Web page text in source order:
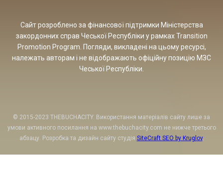
Сайт розроблено за фінансової підтримки Міністерства
закордонних справ Чеської Республіки у рамках Transition
Promotion Program. Погляди, викладені на цьому ресурсі,
належать авторам і не відображають офіційну позицію МЗС
Чеської Республіки.
© 2015-2023 THEBUCHACITY. Використання матеріалів сайту лише за
умови активного посилання на www.thebuchacity.com не нижче третього
абзацу. Розробка та дизайн сайту студія SiteCraft SEO by Kruglov.